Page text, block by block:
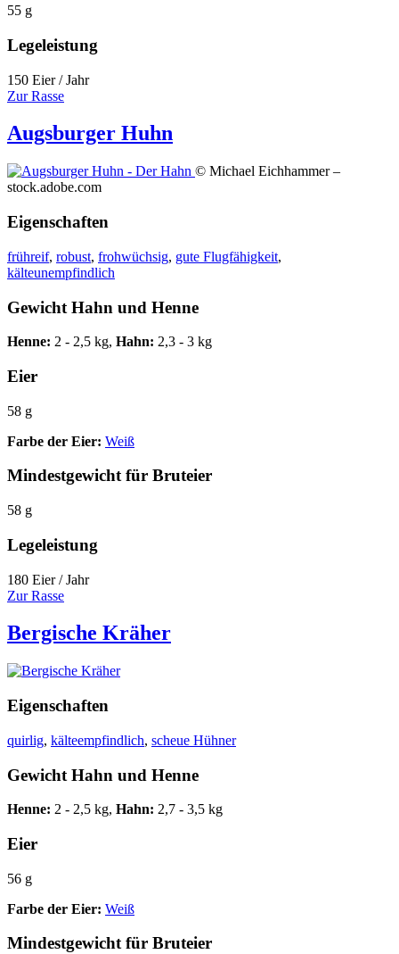
55 g
Legeleistung
150 Eier / Jahr
Zur Rasse
Augsburger Huhn
© Michael Eichhammer –
stock.adobe.com
Eigenschaften
frühreif, robust, frohwüchsig, gute Flugfähigkeit,
kälteunempfindlich
Gewicht Hahn und Henne
Henne: 2 - 2,5 kg, Hahn: 2,3 - 3 kg
Eier
58 g
Farbe der Eier: Weiß
Mindestgewicht für Bruteier
58 g
Legeleistung
180 Eier / Jahr
Zur Rasse
Bergische Kräher
Eigenschaften
quirlig, kälteempfindlich, scheue Hühner
Gewicht Hahn und Henne
Henne: 2 - 2,5 kg, Hahn: 2,7 - 3,5 kg
Eier
56 g
Farbe der Eier: Weiß
Mindestgewicht für Bruteier